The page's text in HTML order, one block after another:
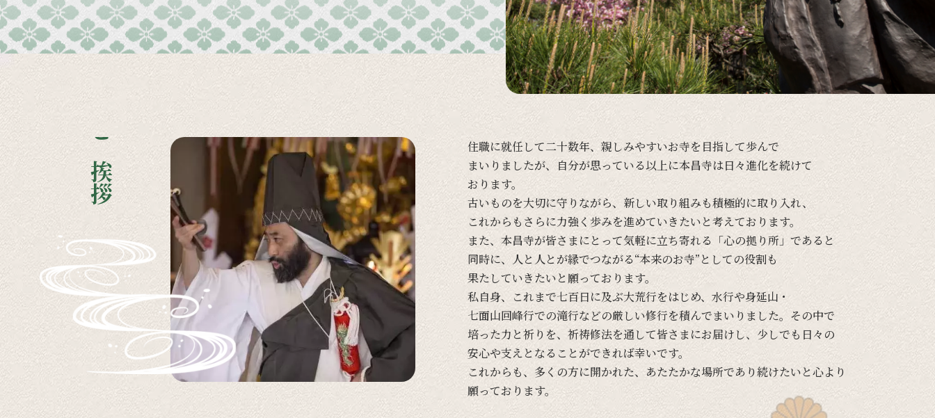
ご挨拶 住職に就任して二十数年、 親しみやすいお寺を目指して歩んで
まいりましたが、自分が思っている以上に本昌寺は日々進化を続けて
おります。
古いものを大切に守りながら、 新しい取り組みも積極的に取り入れ、
これからも さらに力強く 歩みを進めていきたいと考えております。
また、 本昌寺が皆さまにとって気軽に立ち寄れる 「心の拠り所」であると
同時に、 人と 人とが縁でつながる“本来のお寺”と しての役割も
果たしていきたいと願っております。
私自身、
これまで七百日に及ぶ大荒行をはじめ、 水行や身延山・
七面山回峰行での滝行などの厳しい修行を積んでまいりました。 その中で
培った力と祈りを、 祈祷修法を通して皆さまにお届けし、少しでも 日々の
安心や支えとなる ことができれば幸いです。
これからも、 多くの方に開かれた、 あたたかな場所であり続けたいと心より
願っております。